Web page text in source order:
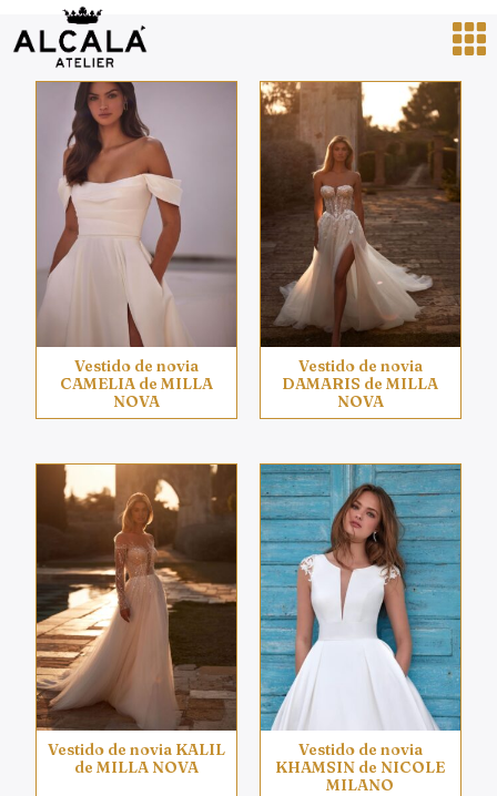
Vestido de novia
CAMELIA de MILLA
NOVA
Vestido de novia
DAMARIS de MILLA
NOVA
Vestido de novia KALIL
de MILLA NOVA
Vestido de novia
KHAMSIN de NICOLE
MILANO